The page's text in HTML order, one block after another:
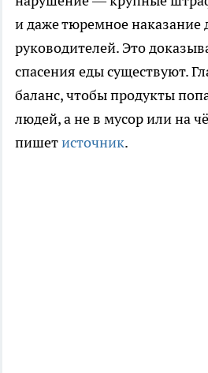
и даже тюремное наказание
руководителей. Это
спасения еды существуют.
баланс, чтобы продукты
людей, а не в мусор или на
пишетисточник.